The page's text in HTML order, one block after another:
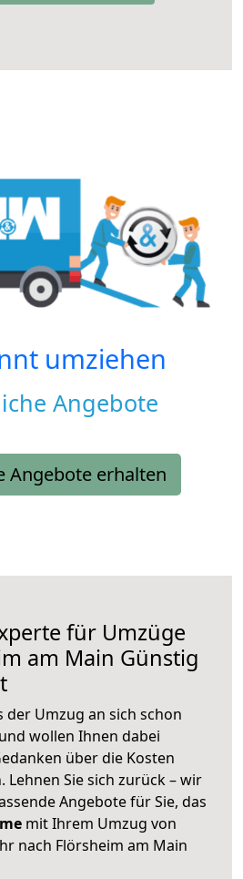
umziehen
Angebote
Angebote erhalten
für Umzüge
am Main Günstig
der Umzug an sich schon
wollen Ihnen dabei
über die Kosten
Lehnen Sie sich zurück – wir
Angebote für Sie, das
mit Ihrem Umzug von
nach Flörsheim am Main